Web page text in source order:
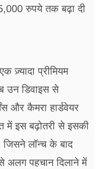
रुपये तक बढ़ा दी
ज़्यादा प्रीमियम
उन डिवाइस से
और कैमरा हार्डवेयर
में इस बढ़ोतरी से इसकी
जिसने लॉन्च के बाद
अलग पहचान दिलाने में